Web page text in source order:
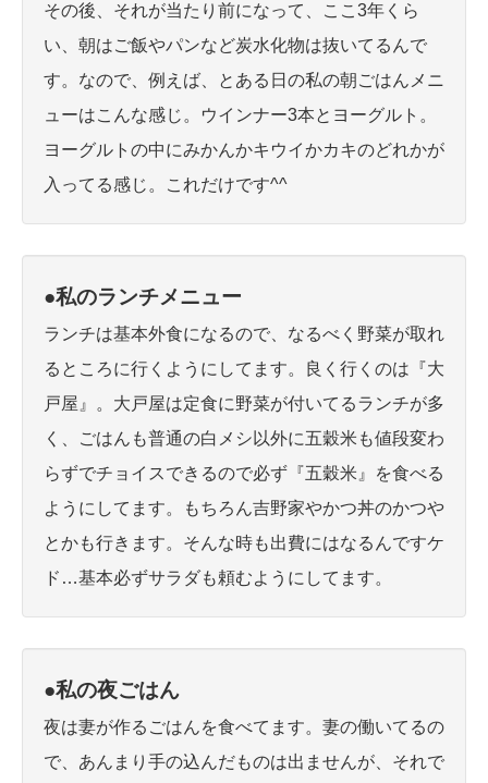
その後、それが当たり前になって、ここ3年くら
い、朝はご飯やパンなど炭水化物は抜いてるんで
す。 なので、例えば、とある日の私の朝ごはんメニ
ューはこんな感じ。ウインナー3本とヨーグルト。
ヨーグルトの中にみかんかキウイかカキのどれかが
入ってる感じ。
これだけです^^
●私のランチメニュー
ランチは基本外食になるので、なるべく野菜が取れ
るところに行くようにしてます。良く行くのは『大
戸屋』。大戸屋は定食に野菜が付いてるランチが多
く、ごはんも普通の白メシ以外に五穀米も値段変わ
らずでチョイスできるので必ず『五穀米』を食べる
ようにしてます。
もちろん吉野家やかつ丼のかつや
とかも行きます。そんな時も出費にはなるんですケ
ド…基本必ずサラダも頼むようにしてます。
●私の夜ごはん
夜は妻が作るごはんを食べてます。妻の働いてるの
で、あんまり手の込んだものは出ませんが、それで